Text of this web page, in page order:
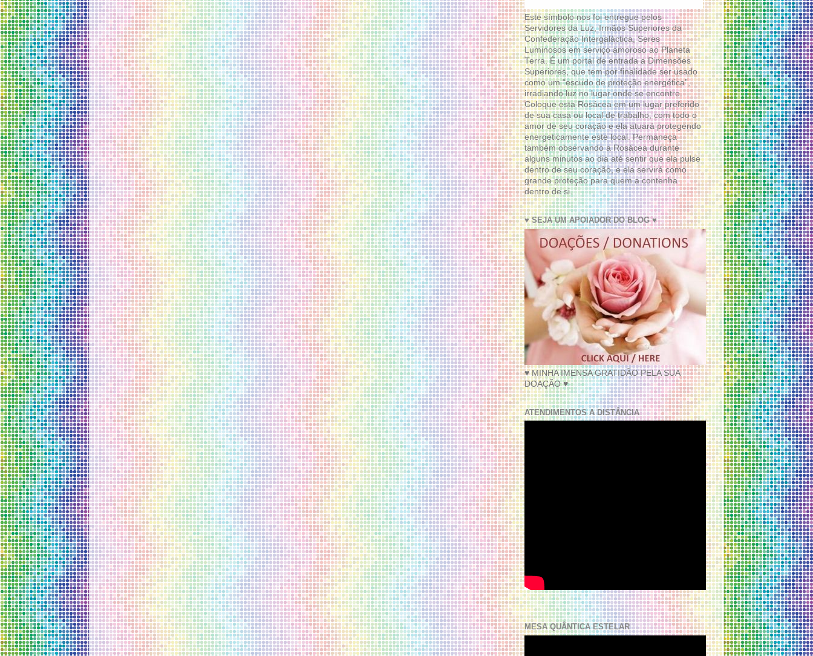
Este símbolo nos foi entregue pelos
Servidores da Luz, Irmãos Superiores da
Confederação Intergaláctica, Seres
Luminosos em serviço amoroso ao Planeta
Terra. É um portal de entrada a Dimensões
Superiores, que tem por finalidade ser usado
como um “escudo de proteção energética”,
irradiando luz no lugar onde se encontre.
Coloque esta Rosácea em um lugar preferido
de sua casa ou local de trabalho, com todo o
amor de seu coração e ela atuará protegendo
energeticamente este local. Permaneça
também observando a Rosácea durante
alguns minutos ao dia até sentir que ela pulse
dentro de seu coração, e ela servirá como
grande proteção para quem a contenha
dentro de si.
♥ SEJA UM APOIADOR DO BLOG ♥
♥ MINHA IMENSA GRATIDÃO PELA SUA
DOAÇÃO ♥
ATENDIMENTOS A DISTÂNCIA
MESA QUÂNTICA ESTELAR